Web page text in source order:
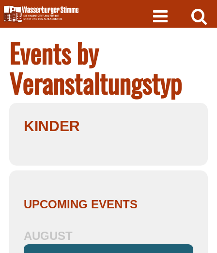
Skip
to
content
Events by
Veranstaltungstyp
KINDER
UPCOMING EVENTS
AUGUST